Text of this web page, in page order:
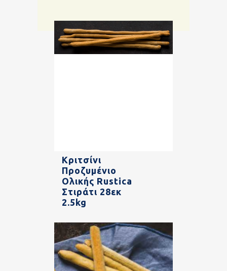
Κριτσίνι
Προζυμένιο
Ολικής Rustica
Στιράτι 28εκ
2.5kg